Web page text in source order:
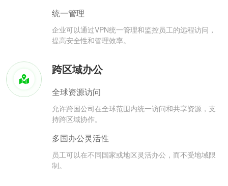
统一管理
企业可以通过VPN统一管理和监控员工的远程访问，
提高安全性和管理效率。
跨区域办公
全球资源访问
允许跨国公司在全球范围内统一访问和共享资源，支
持跨区域协作。
多国办公灵活性
员工可以在不同国家或地区灵活办公，而不受地域限
制。